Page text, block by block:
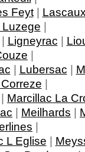
Feyt|
Luzege |
| Ligneyrac |
|
| Lubersac |
|
| Marcillac La
| Meilhards |
|
L Eglise |